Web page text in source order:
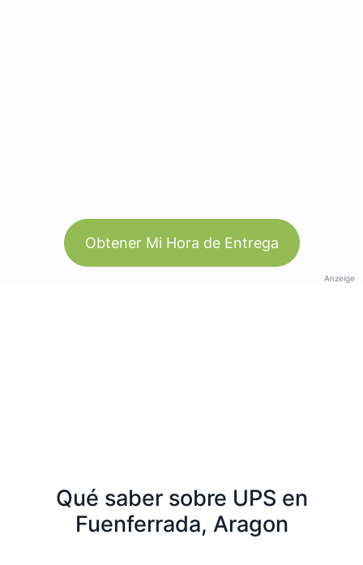
Obtener Mi Hora de Entrega
Anzeige
Qué saber sobre UPS en
Fuenferrada, Aragon